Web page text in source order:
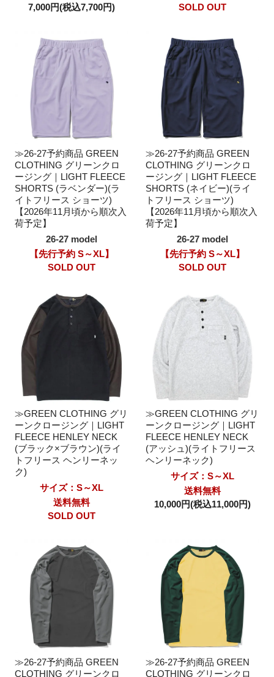
7,000円(税込7,700円)
SOLD OUT
≫26-27予約商品 GREEN
CLOTHING グリーンクロ
ージング｜LIGHT FLEECE
SHORTS (ラベンダー)(ラ
イトフリース ショーツ)
【2026年11月頃から順次入
荷予定】
26-27 model
【先行予約 S～XL】
SOLD OUT
≫26-27予約商品 GREEN
CLOTHING グリーンクロ
ージング｜LIGHT FLEECE
SHORTS (ネイビー)(ライ
トフリース ショーツ)
【2026年11月頃から順次入
荷予定】
26-27 model
【先行予約 S～XL】
SOLD OUT
≫GREEN CLOTHING グリ
ーンクロージング｜LIGHT
FLEECE HENLEY NECK
(ブラック×ブラウン)(ライ
トフリース ヘンリーネッ
ク)
サイズ：S～XL
送料無料
SOLD OUT
≫GREEN CLOTHING グリ
ーンクロージング｜LIGHT
FLEECE HENLEY NECK
(アッシュ)(ライトフリース
ヘンリーネック)
サイズ：S～XL
送料無料
10,000円(税込11,000円)
≫26-27予約商品 GREEN
CLOTHING グリーンクロ
≫26-27予約商品 GREEN
CLOTHING グリーンクロ